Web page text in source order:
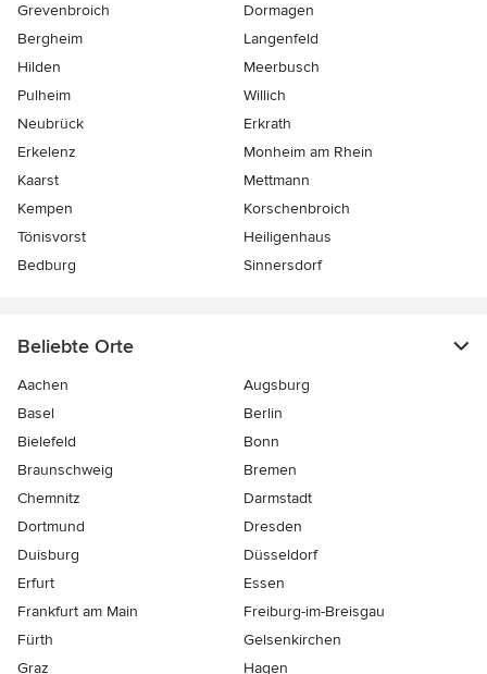
Grevenbroich
Dormagen
Bergheim
Langenfeld
Hilden
Meerbusch
Pulheim
Willich
Neubrück
Erkrath
Erkelenz
Monheim am Rhein
Kaarst
Mettmann
Kempen
Korschenbroich
Tönisvorst
Heiligenhaus
Bedburg
Sinnersdorf
Beliebte Orte
Aachen
Augsburg
Basel
Berlin
Bielefeld
Bonn
Braunschweig
Bremen
Chemnitz
Darmstadt
Dortmund
Dresden
Duisburg
Düsseldorf
Erfurt
Essen
Frankfurt am Main
Freiburg-im-Breisgau
Fürth
Gelsenkirchen
Graz
Hagen